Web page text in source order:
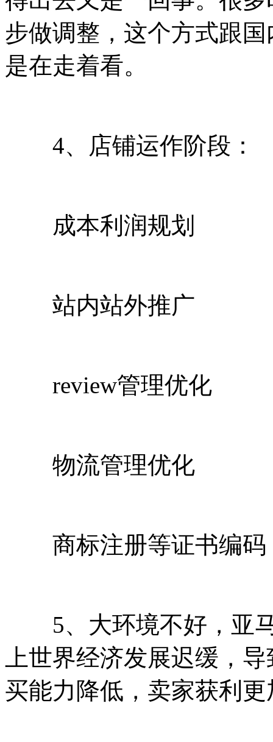
步做调整，这个方式跟
是在走着看。
4、店铺运作阶段：
成本利润规划
站内站外推广
review管理优化
物流管理优化
商标注册等证书编码
5、大环境不好，亚马
上世界经济发展迟缓，
买能力降低，卖家获利